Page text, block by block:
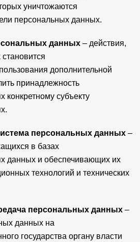
уничтожаются
персональных данных.
данных – действия,
становится
дополнительной
принадлежность
конкретному субъекту
персональных данных –
в базах
данных и обеспечивающих их
технологий и технических
персональных данных –
данных на
государства органу власти